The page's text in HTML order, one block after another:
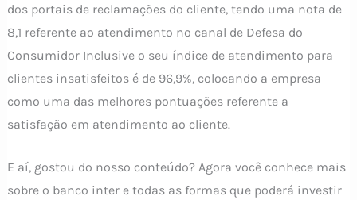
dos portais de reclamações do cliente, tendo uma nota de
8,1 referente ao atendimento no canal de Defesa do
Consumidor Inclusive o seu índice de atendimento para
clientes insatisfeitos é de 96,9%, colocando a empresa
como uma das melhores pontuações referente a
satisfação em atendimento ao cliente.
E aí, gostou do nosso conteúdo? Agora você conhece mais
sobre o banco inter e todas as formas que poderá investir